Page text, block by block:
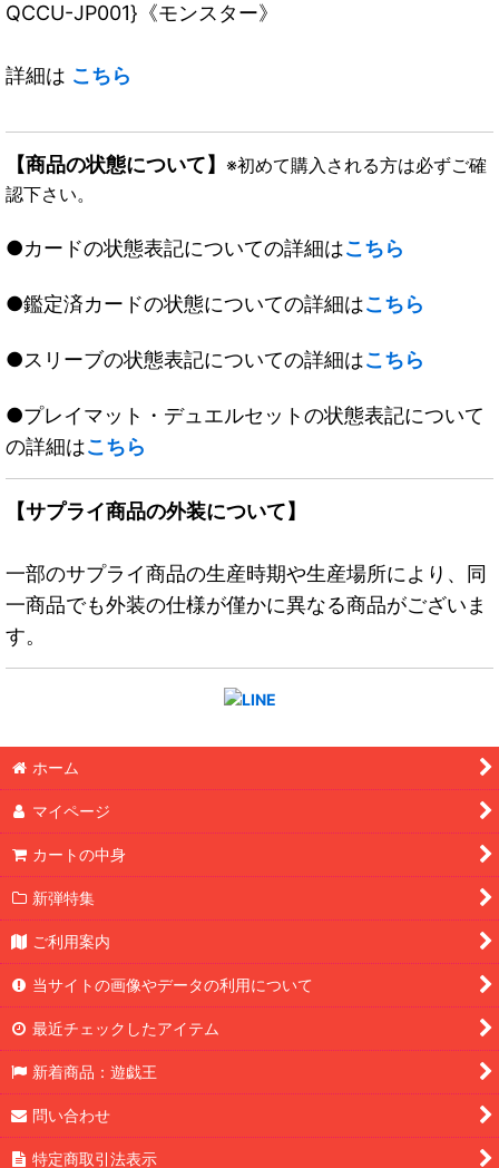
QCCU-JP001}《モンスター》
詳細は こちら
【商品の状態について】 ※初めて購入される方は必ずご確
認下さい。
●カードの状態表記についての詳細はこちら
●鑑定済カードの状態についての詳細はこちら
●スリーブの状態表記についての詳細はこちら
●プレイマット・デュエルセットの状態表記について
の詳細はこちら
【サプライ商品の外装について】
一部のサプライ商品の生産時期や生産場所により、同
一商品でも外装の仕様が僅かに異なる商品がございま
す。
ホーム
マイページ
カートの中身
新弾特集
ご利用案内
当サイトの画像やデータの利用について
最近チェックしたアイテム
新着商品：遊戯王
問い合わせ
特定商取引法表示